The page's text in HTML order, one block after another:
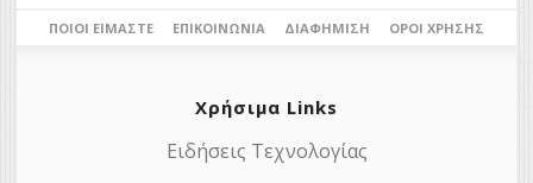
ΠΟΙΟΙ ΕΊΜΑΣΤΕ ΕΠΙΚΟΙΝΩΝΊΑ ΔΙΑΦΉΜΙΣΗ ΌΡΟΙ ΧΡΉΣΗΣ
Χρήσιμα Links
Ειδήσεις Τεχνολογίας